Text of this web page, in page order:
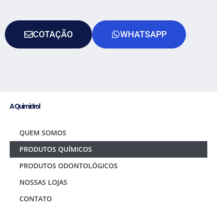
COTAÇÃO WHATSAPP
A Quimidrol
QUEM SOMOS
PRODUTOS QUÍMICOS
PRODUTOS ODONTOLÓGICOS
NOSSAS LOJAS
CONTATO